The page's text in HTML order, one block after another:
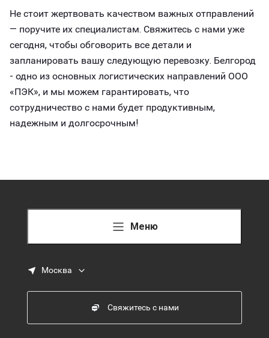
Не стоит жертвовать качеством важных отправлений
— поручите их специалистам. Свяжитесь с нами уже
сегодня, чтобы обговорить все детали и
запланировать вашу следующую перевозку. Белгород
- одно из основных логистических направлений ООО
«ПЭК», и мы можем гарантировать, что
сотрудничество с нами будет продуктивным,
надежным и долгосрочным!
Меню
Москва
Свяжитесь с нами